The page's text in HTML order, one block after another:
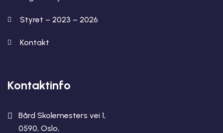
Styret – 2023 – 2026
Kontakt
Kontaktinfo
Bård Skolemesters vei 1,
0590, Oslo,